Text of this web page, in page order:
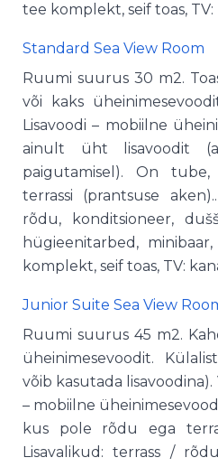
tee komplekt, seif toas, TV:
Standard Sea View Room
Ruumi suurus 30 m2.
või kaks
Lisavoodi – mobiilne
ainult üht lisavoodit
paigutamisel). On
terrassi (prantsuse
rõdu, konditsioneer,
hügieenitarbed,
komplekt, seif toas, TV:
Junior Suite Sea View
Ruumi suurus 45 m2.
üheinimesevoodit.
võib kasutada
– mobiilne
kus pole rõdu ega
Lisavalikud: terrass /